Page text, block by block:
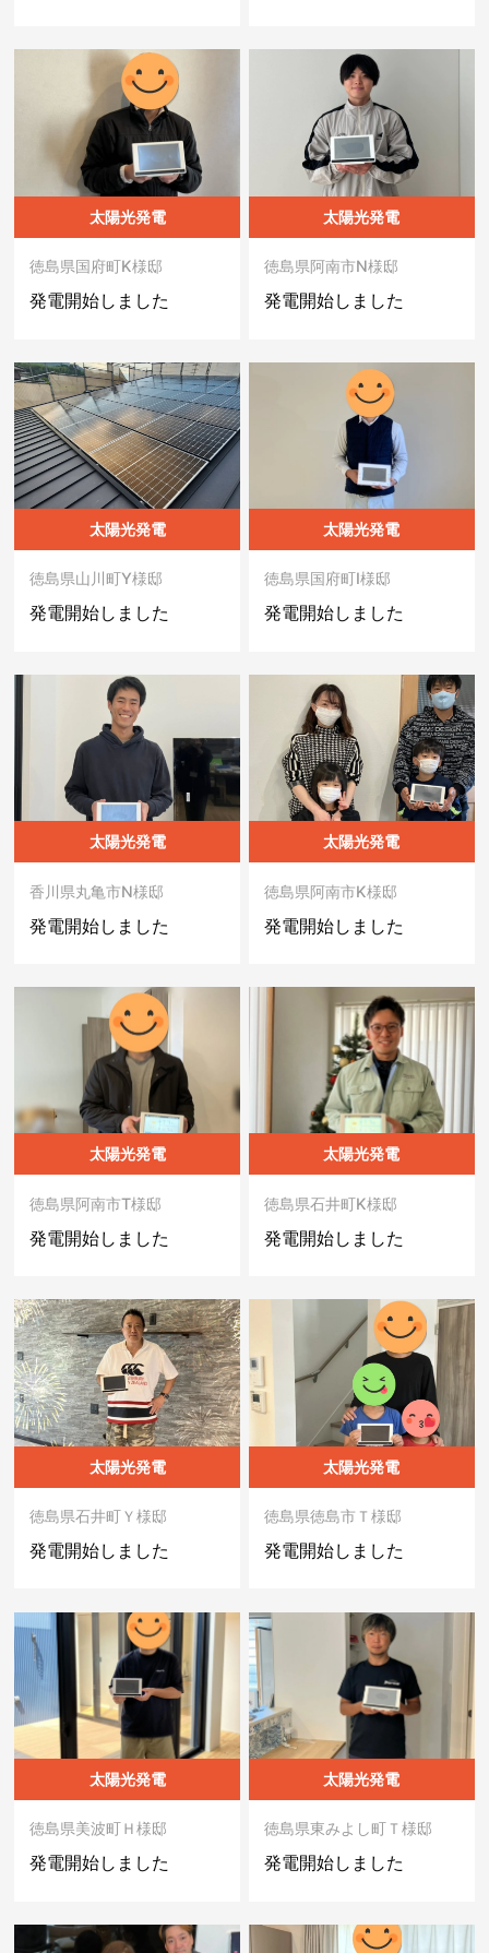
太陽光発電
徳島県国府町K様邸
発電開始しました
太陽光発電
徳島県阿南市N様邸
発電開始しました
太陽光発電
徳島県山川町Y様邸
発電開始しました
太陽光発電
徳島県国府町I様邸
発電開始しました
太陽光発電
香川県丸亀市N様邸
発電開始しました
太陽光発電
徳島県阿南市K様邸
発電開始しました
太陽光発電
徳島県阿南市T様邸
発電開始しました
太陽光発電
徳島県石井町K様邸
発電開始しました
太陽光発電
徳島県石井町Ｙ様邸
発電開始しました
太陽光発電
徳島県徳島市Ｔ様邸
発電開始しました
太陽光発電
徳島県美波町Ｈ様邸
発電開始しました
太陽光発電
徳島県東みよし町Ｔ様邸
発電開始しました